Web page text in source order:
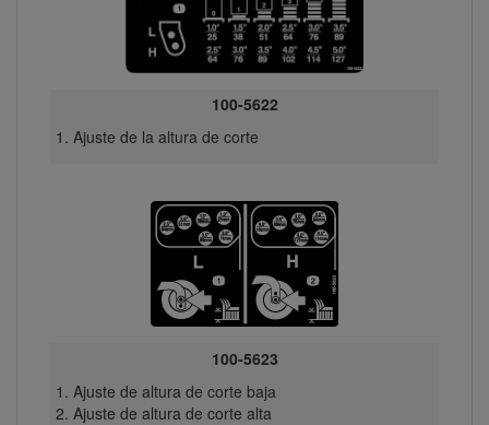
100-5622
Ajuste de la altura de corte
100-5623
Ajuste de altura de corte baja
Ajuste de altura de corte alta